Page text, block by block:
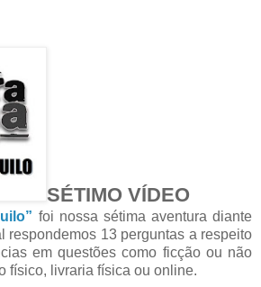
SÉTIMO VÍDEO
foi nossa sétima aventura diante
respondemos 13 perguntas a respeito
em questões como ficção ou não
físico, livraria física ou online.